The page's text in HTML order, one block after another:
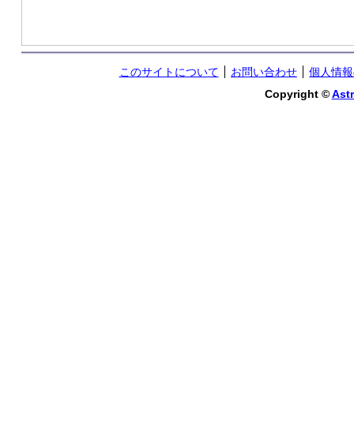
このサイトについて お問い合わせ
個人情
Copyright ©